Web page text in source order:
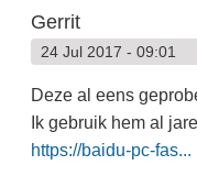
Gerrit
24 Jul 2017 - 09:01
Deze al eens
Ik gebruik hem al
https://baidu-pc-fas...